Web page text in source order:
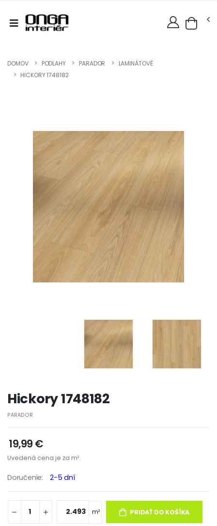
DOMOV PODLAHY PARADOR
LAMINÁTOVÉ
HICKORY 1748182
Hickory 1748182
PARADOR
19,99 €
Uvedená cena je za m².
doručenie: 2-5 dní
m² PRIDAŤ DO KOŠÍKA